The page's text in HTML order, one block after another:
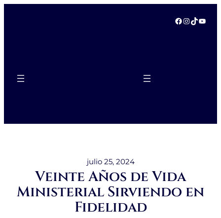
Facebook
TikTok
julio 25, 2024
Veinte Años de Vida
Ministerial Sirviendo en
Fidelidad